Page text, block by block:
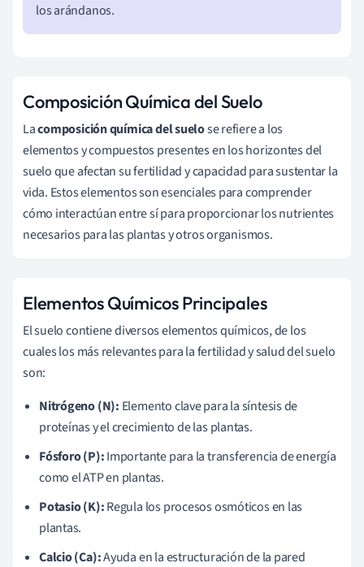
los arándanos.
Composición Química del Suelo
Lacomposición química del suelose refiere a los
elementos y compuestos presentes en los horizontes del
suelo que afectan su fertilidad y capacidad para sustentar la
vida. Estos elementos son esenciales para comprender
cómo interactúan entre sí para proporcionar los nutrientes
necesarios para las plantas y otros organismos.
Elementos Químicos Principales
El suelo contiene diversos elementos químicos, de los
cuales los más relevantes para la fertilidad y salud del suelo
son:
Nitrógeno (N): Elemento clave para la síntesis de
proteínas y el crecimiento de las plantas.
Fósforo (P):Importante para la transferencia de energía
como el ATP en plantas.
Potasio (K):Regula los procesos osmóticos en las
plantas.
Calcio (Ca):Ayuda en la estructuración de la pared